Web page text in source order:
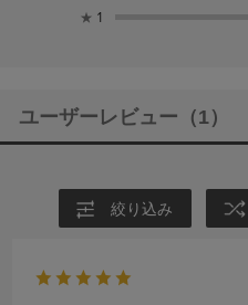
★ 1
ユーザーレビュー （1）
絞り込み